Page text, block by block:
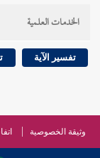
الخدمات العلمية
تفسير الآية
وثيقة الخصوصية